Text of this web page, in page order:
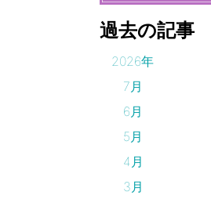
過去の記事
2026年
7月
6月
5月
4月
3月